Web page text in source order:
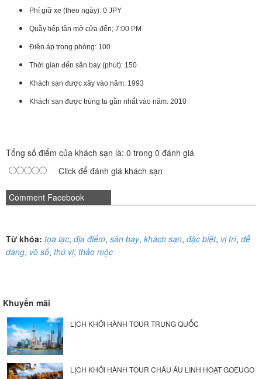
Phí giữ xe (theo ngày): 0 JPY
Quầy tiếp tân mở cửa đến; 7:00 PM
Điện áp trong phòng: 100
Thời gian đến sân bay (phút): 150
Khách sạn được xây vào năm: 1993
Khách sạn được trùng tu gần nhất vào năm: 2010
Tổng số điểm của khách sạn là: 0 trong 0 đánh giá
Click để đánh giá khách sạn
Comment Facebook
Từ khóa: tọa lạc, địa điểm, sân bay, khách sạn, đặc biệt, vị trí, dễ
dàng, vô số, thú vị, thảo mộc
Khuyến mãi
LỊCH KHỞI HÀNH TOUR TRUNG QUỐC
LỊCH KHỞI HÀNH TOUR CHÂU ÂU LINH HOẠT GOEUGO